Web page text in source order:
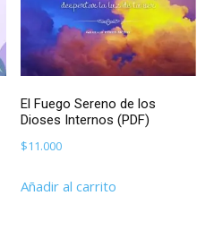
El Fuego Sereno de los
Dioses Internos (PDF)
$11.000
Añadir al carrito